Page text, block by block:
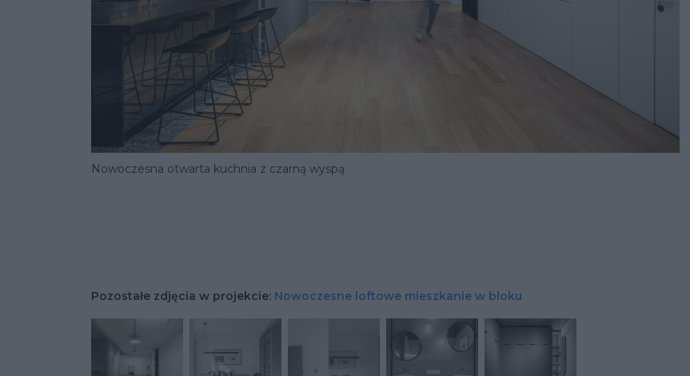
Nowoczesna otwarta kuchnia z czarną wyspą
Pozostałe zdjęcia w projekcie: Nowoczesne loftowe mieszkanie w bloku